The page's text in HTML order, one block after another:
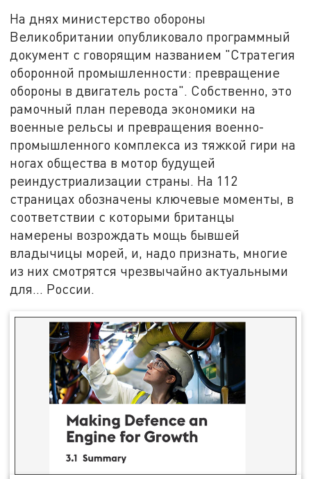
На днях министерство обороны
Великобритании опубликовало программный
документ с говорящим названием "Стратегия
оборонной промышленности: превращение
обороны в двигатель роста". Собственно, это
рамочный план перевода экономики на
военные рельсы и превращения военно-
промышленного комплекса из тяжкой гири на
ногах общества в мотор будущей
реиндустриализации страны. На 112
страницах обозначены ключевые моменты, в
соответствии с которыми британцы
намерены возрождать мощь бывшей
владычицы морей, и, надо признать, многие
из них смотрятся чрезвычайно актуальными
для… России.